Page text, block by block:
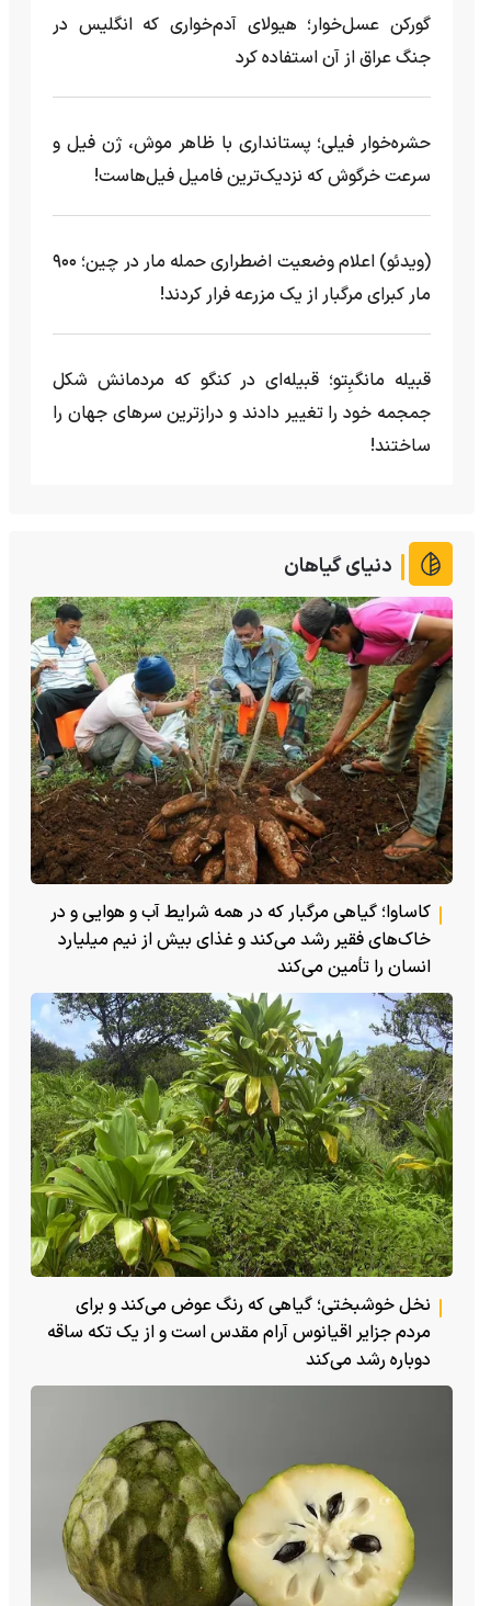
گورکن عسل‌خوار؛ هیولای آدم‌خواری که انگلیس در
جنگ عراق از آن استفاده کرد
حشره‌خوار فیلی؛ پستانداری با ظاهر موش، ژن فیل و
سرعت خرگوش که نزدیک‌ترین فامیل فیل‌هاست!
(ویدئو) اعلام وضعیت اضطراری حمله مار‌ در چین؛ ۹۰۰
مار کبرای مرگبار از یک مزرعه‌ فرار کردند!
قبیله مانگبِتو؛ قبیله‌ای در کنگو که مردمانش شکل
جمجمه خود را تغییر دادند و درازترین سرهای جهان را
ساختند!
دنیای گیاهان
کاساوا؛ گیاهی مرگبار که در همه شرایط آب و هوایی و در
خاک‌های فقیر رشد می‌کند و غذای بیش از نیم میلیارد
انسان را تأمین می‌کند
نخل خوشبختی؛ گیاهی که رنگ عوض می‌کند و برای
مردم جزایر اقیانوس آرام مقدس است و از یک تکه ساقه
دوباره رشد می‌کند